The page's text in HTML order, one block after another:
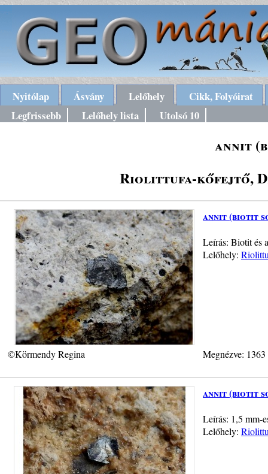
Nyitólap Ásvány Lelőhely
Cikk, Folyóirat
Legfrissebb
Lelőhely lista Utolsó 10
annit
Riolittufa-kőfejtő,
annit (biotit
Leírás: Biotit és
Lelőhely:
©Körmendy Regina Megnézve:
annit (biotit
Leírás: 1,5 mm-
Lelőhely: